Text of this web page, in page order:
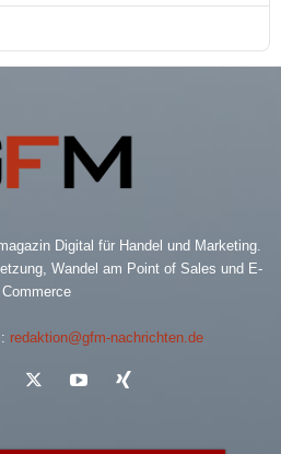
Episodes
Digital für Handel und Marketing.
Wandel am Point of Sales und E-
Commerce
redaktion@gfm-nachrichten.de